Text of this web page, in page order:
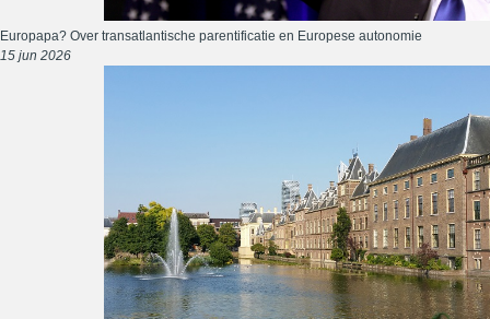
Europapa? Over transatlantische parentificatie en Europese autonomie
15 jun 2026